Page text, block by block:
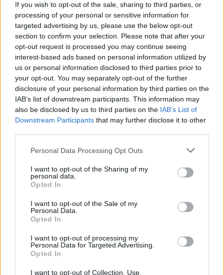
If you wish to opt-out of the sale, sharing to third parties, or
processing of your personal or sensitive information for
targeted advertising by us, please use the below opt-out
section to confirm your selection. Please note that after your
opt-out request is processed you may continue seeing
interest-based ads based on personal information utilized by
us or personal information disclosed to third parties prior to
your opt-out. You may separately opt-out of the further
disclosure of your personal information by third parties on the
IAB’s list of downstream participants. This information may
also be disclosed by us to third parties on the IAB’s List of
Downstream Participants that may further disclose it to other
Personal Data Processing Opt Outs
I want to opt-out of the Sharing of my
personal data.
Opted In
I want to opt-out of the Sale of my
Personal Data.
Opted In
I want to opt-out of processing my
Personal Data for Targeted Advertising.
Opted In
I want to opt-out of Collection, Use,
apgynė čempionų vardą
Žinios Lietuvos diena
Visi įrašai
Žiūrimiausi įrašai
00:00:30
vaiko gyvybių išgelbėti nepavyko
Žinios | Lietuvos diena
Savaitės vidurys nusimato karštas: temperatūra kils iki
32 laipsnių šilumos